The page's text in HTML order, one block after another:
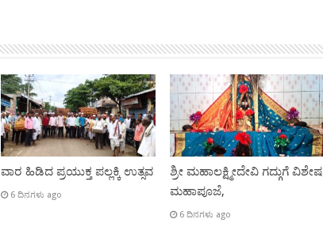
ವಾರ ಹಿಡಿದ ಪ್ರಯುಕ್ತ ಪಲ್ಲಕ್ಕಿ ಉತ್ಸವ
6 ದಿನಗಳು ago
ಶ್ರೀ ಮಹಾಲಕ್ಷ್ಮೀದೇವಿ ಗದ್ಗುಗೆ ವಿಶೇಷ
ಮಹಾಪೂಜೆ,
6 ದಿನಗಳು ago